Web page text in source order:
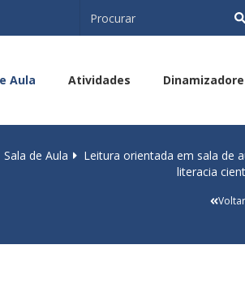
Aula Atividades
Sala de Aula
Leitura orientada em sala de
literacia
Voltar